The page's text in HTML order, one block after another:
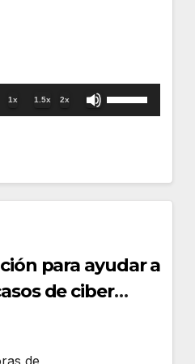
1x 1.5x 2x
Utiliza
las
aumentar
o
para ayudar a
de ciber
de